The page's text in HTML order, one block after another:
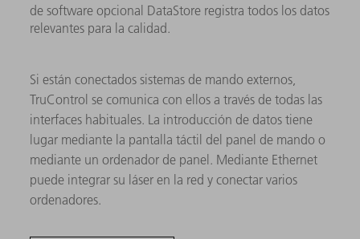
de software opcional DataStore registra todos los datos
relevantes para la calidad.
Si están conectados sistemas de mando externos,
TruControl se comunica con ellos a través de todas las
interfaces habituales. La introducción de datos tiene
lugar mediante la pantalla táctil del panel de mando o
mediante un ordenador de panel. Mediante Ethernet
puede integrar su láser en la red y conectar varios
ordenadores.